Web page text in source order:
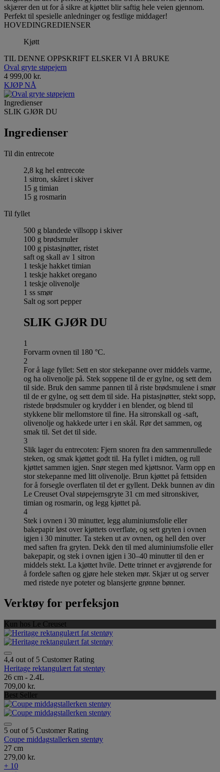
skjærer den ut for å sikre at kjøttet blir saftig hele veien gjennom.
Perfekt til spesielle anledninger og festlige middager!
HOVEDINGREDIENSER
Kjøtt
TIL DENNE OPPSKRIFT ELSKER VI Å BRUKE
Oval gryte støpejern
4 999,00 kr.
KJØP NÅ
Ingredienser
SLIK GJØR DU
Ingredienser
Til din entrecote
2,8 kg hel entrecote
1 sitron, skåret i skiver
15 g timian
15 g rosmarin
Til fyllet
500 g blandede villsopp i skiver
100 g brødsmuler
100 g pistasjnøtter, ristet
saft og skall av 1 sitron
1 teskje hakket timian
1 teskje hakket oregano
1 teskje olivenolje
1 ss smør
Salt og sort pepper
SLIK GJØR DU
1
Forvarm ovnen til 180 °C.
2
For å lage fyllet: Sett en stor stekepanne over middels varme,
og ha olivenolje på. Stek soppene til de er gylne, og sett dem
til side. Bruk den samme pannen til å riste brødsmulene i smør
til de er gylne, og sett dem til side. Ha pistasjnøtter, stekt sopp,
ristede brødsmuler og krydder i en blender, og blend til
stykkene blir mellomstore til fine. Ha sitronskall og -saft,
olivenolje og hakkede urter i en skål. Rør det sammen, og
smak til. Set det til side.
3
Slik lager du entrecoten: Fjern snoren fra den sammenrullede
steken, og smak kjøttet godt til. Ha fyllet i midten, og rull
kjøttet sammen igjen. Snør stegen med kjøttsnor. Varm opp en
stor stekepanne med litt olivenolje. Brun kjøttet på fettsiden
for å forsegle overflaten til det er gyllent. Dekk bunnen av din
Le Creuset Oval støpejernsgryte 31 cm med sitronskiver,
timian og rosmarin, og legg kjøttet på.
4
Stek i ovnen i 30 minutter, legg aluminiumsfolie eller
bakepapir løst over kjøttets overflate, og sett gryten i ovnen
igjen i 30 minutter. Ta steken ut av ovnen, og hell den over
med saften fra gryten. Dekk den til med aluminiumsfolie eller
bakepapir, og stek i ovnen igjen i 30–40 minutter til den er
middels stekt. La kjøttet hvile. Dette trinnet er avgjørende for
å fordele saften og gjøre hele steken mør. Skjær ut og server
med ristede nye poteter og blansjerte grønne bønner.
Verktøy for perfeksjon
Kun hos Le Creuset
4,4 out of 5 Customer Rating
Heritage rektangulært fat stentøy
26 cm - 2.4L
709,00 kr.
Best Seller
5 out of 5 Customer Rating
Coupe middagstallerken stentøy
27 cm
279,00 kr.
+ 10